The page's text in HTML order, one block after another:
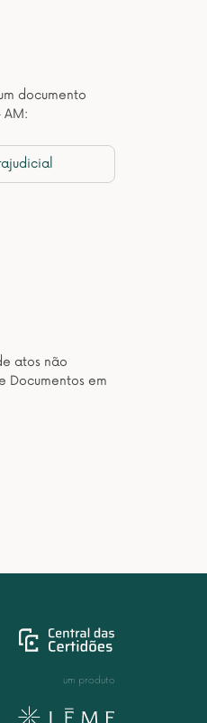
documento
atos não
Documentos em
um produto